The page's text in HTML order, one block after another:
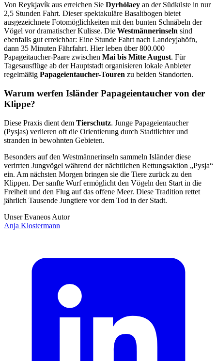
Von Reykjavík aus erreichen Sie Dyrhólaey an der Südküste in nur
2,5 Stunden Fahrt. Dieser spektakuläre Basaltbogen bietet
ausgezeichnete Fotomöglichkeiten mit den bunten Schnäbeln der
Vögel vor dramatischer Kulisse. Die Westmännerinseln sind
ebenfalls gut erreichbar: Eine Stunde Fahrt nach Landeyjahöfn,
dann 35 Minuten Fährfahrt. Hier leben über 800.000
Papageitaucher-Paare zwischen Mai bis Mitte August. Für
Tagesausflüge ab der Hauptstadt organisieren lokale Anbieter
regelmäßig Papageientaucher-Touren zu beiden Standorten.
Warum werfen Isländer Papageientaucher von der
Klippe?
Diese Praxis dient dem Tierschutz. Junge Papageientaucher
(Pysjas) verlieren oft die Orientierung durch Stadtlichter und
stranden in bewohnten Gebieten.
Besonders auf den Westmännerinseln sammeln Isländer diese
verirrten Jungvögel während der nächtlichen Rettungsaktion „Pysja“
ein. Am nächsten Morgen bringen sie die Tiere zurück zu den
Klippen. Der sanfte Wurf ermöglicht den Vögeln den Start in die
Freiheit und den Flug auf das offene Meer. Diese Tradition rettet
jährlich Tausende Jungtiere vor dem Tod in der Stadt.
Unser Evaneos Autor
Anja Klostermann